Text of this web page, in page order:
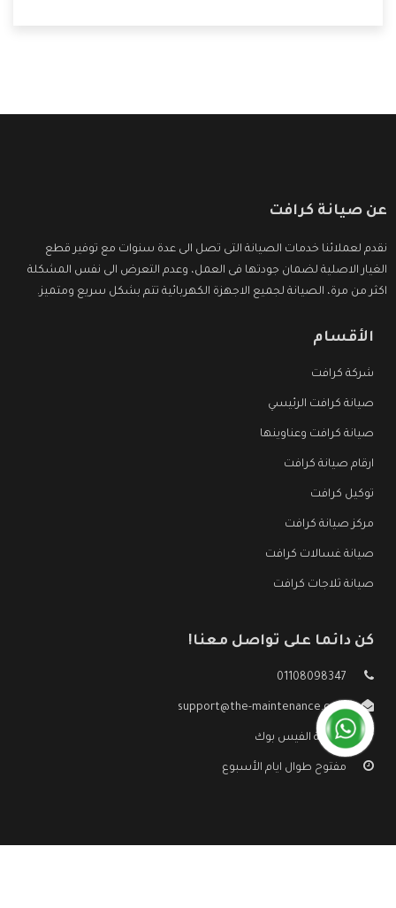
عن صيانة كرافت
نقدم لعملائنا خدمات الصيانة التى تصل الى عدة سنوات مع توفير قطع
الغيار الاصلية لضمان جودتها فى العمل، وعدم التعرض الى نفس المشكلة
اكثر من مرة، الصيانة لجميع الاجهزة الكهربائية تتم بشكل سريع ومتميز.
الأقسام
شركة كرافت
صيانة كرافت الرئيسي
صيانة كرافت وعناوينها
ارقام صيانة كرافت
توكيل كرافت
مركز صيانة كرافت
صيانة غسالات كرافت
صيانة ثلاجات كرافت
كن دائما على تواصل معنا!
01108098347
support@the-maintenance.com
صفحة الفيس بوك
مفتوح طوال ايام الأسبوع